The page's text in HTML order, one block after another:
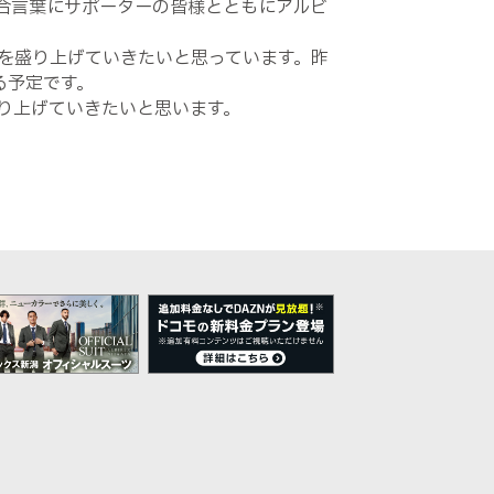
葉にサポーターの皆様とともにアルビ
り上げていきたいと思っています。昨
定です。
げていきたいと思います。